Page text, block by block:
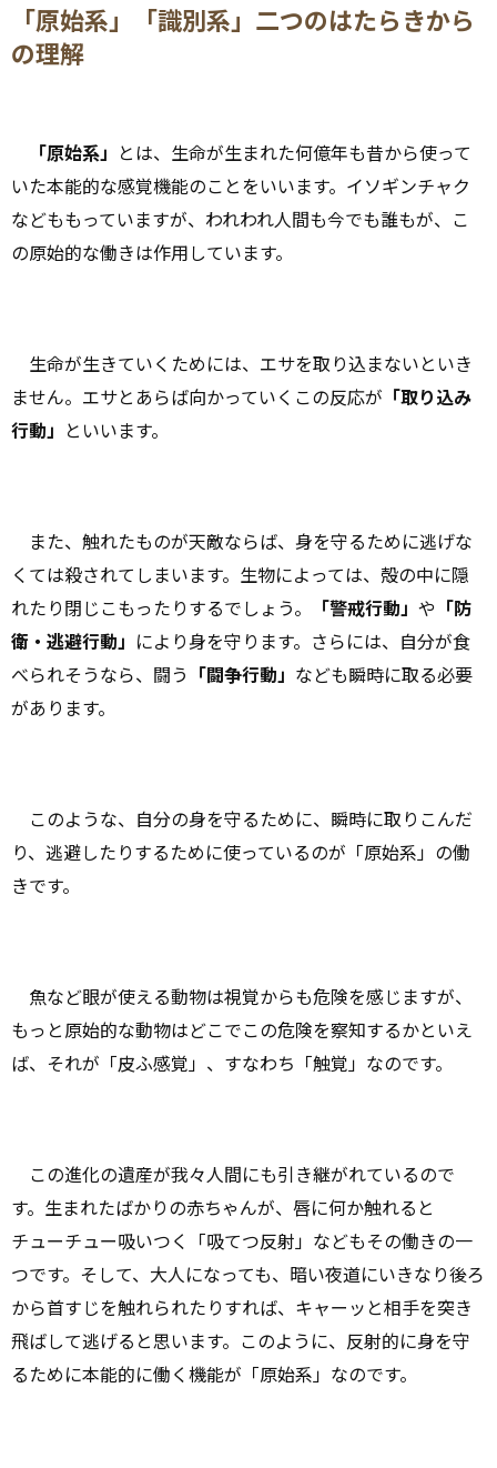
「原始系」「識別系」二つのはたらきから
の理解
「原始系」 とは、生命が生まれた何億年も昔から使って
いた本能的な感覚機能のことをいいます。イソギンチャク
などももっていますが、われわれ人間も今でも誰もが、こ
の原始的な働きは作用しています。
生命が生きていくためには、エサを取り込まないといき
ません。エサとあらば向かっていくこの反応が 「取り込み
行動」 といいます。
また、触れたものが天敵ならば、身を守るために逃げな
くては殺されてしまいます。生物によっては、殻の中に隠
れたり閉じこもったりするでしょう。
「警戒行動」 や 「防
衛・逃避行動」 により身を守ります。さらには、自分が食
べられそうなら、闘う 「闘争行動」 なども瞬時に取る必要
があります。
このような、自分の身を守るために、瞬時に取りこんだ
り、逃避したりするために使っているのが「原始系」の働
きです。
魚など眼が使える動物は視覚からも危険を感じますが、
もっと原始的な動物はどこでこの危険を察知するかといえ
ば、それが「皮ふ感覚」、すなわち「触覚」なのです。
この進化の遺産が我々人間にも引き継がれているので
す。生まれたばかりの赤ちゃんが、唇に何か触れると
チューチュー吸いつく「吸てつ反射」などもその働きの一
つです。そして、大人になっても、暗い夜道にいきなり後ろ
から首すじを触れられたりすれば、キャーッと相手を突き
飛ばして逃げると思います。このように、反射的に身を守
るために本能的に働く機能が「原始系」なのです。